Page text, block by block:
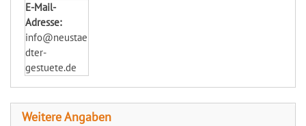
E-Mail-
Adresse:
info@neustae
dter-
gestuete.de
Weitere Angaben